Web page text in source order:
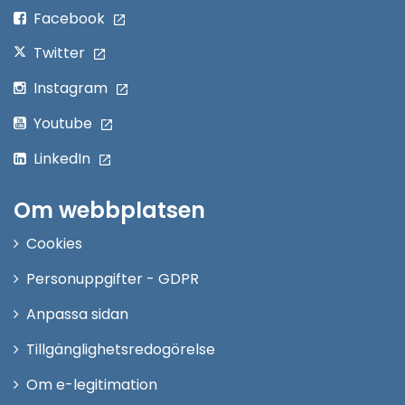
Facebook
Twitter
Instagram
Youtube
LinkedIn
Om webbplatsen
Cookies
Personuppgifter - GDPR
Anpassa sidan
Tillgänglighetsredogörelse
Om e-legitimation